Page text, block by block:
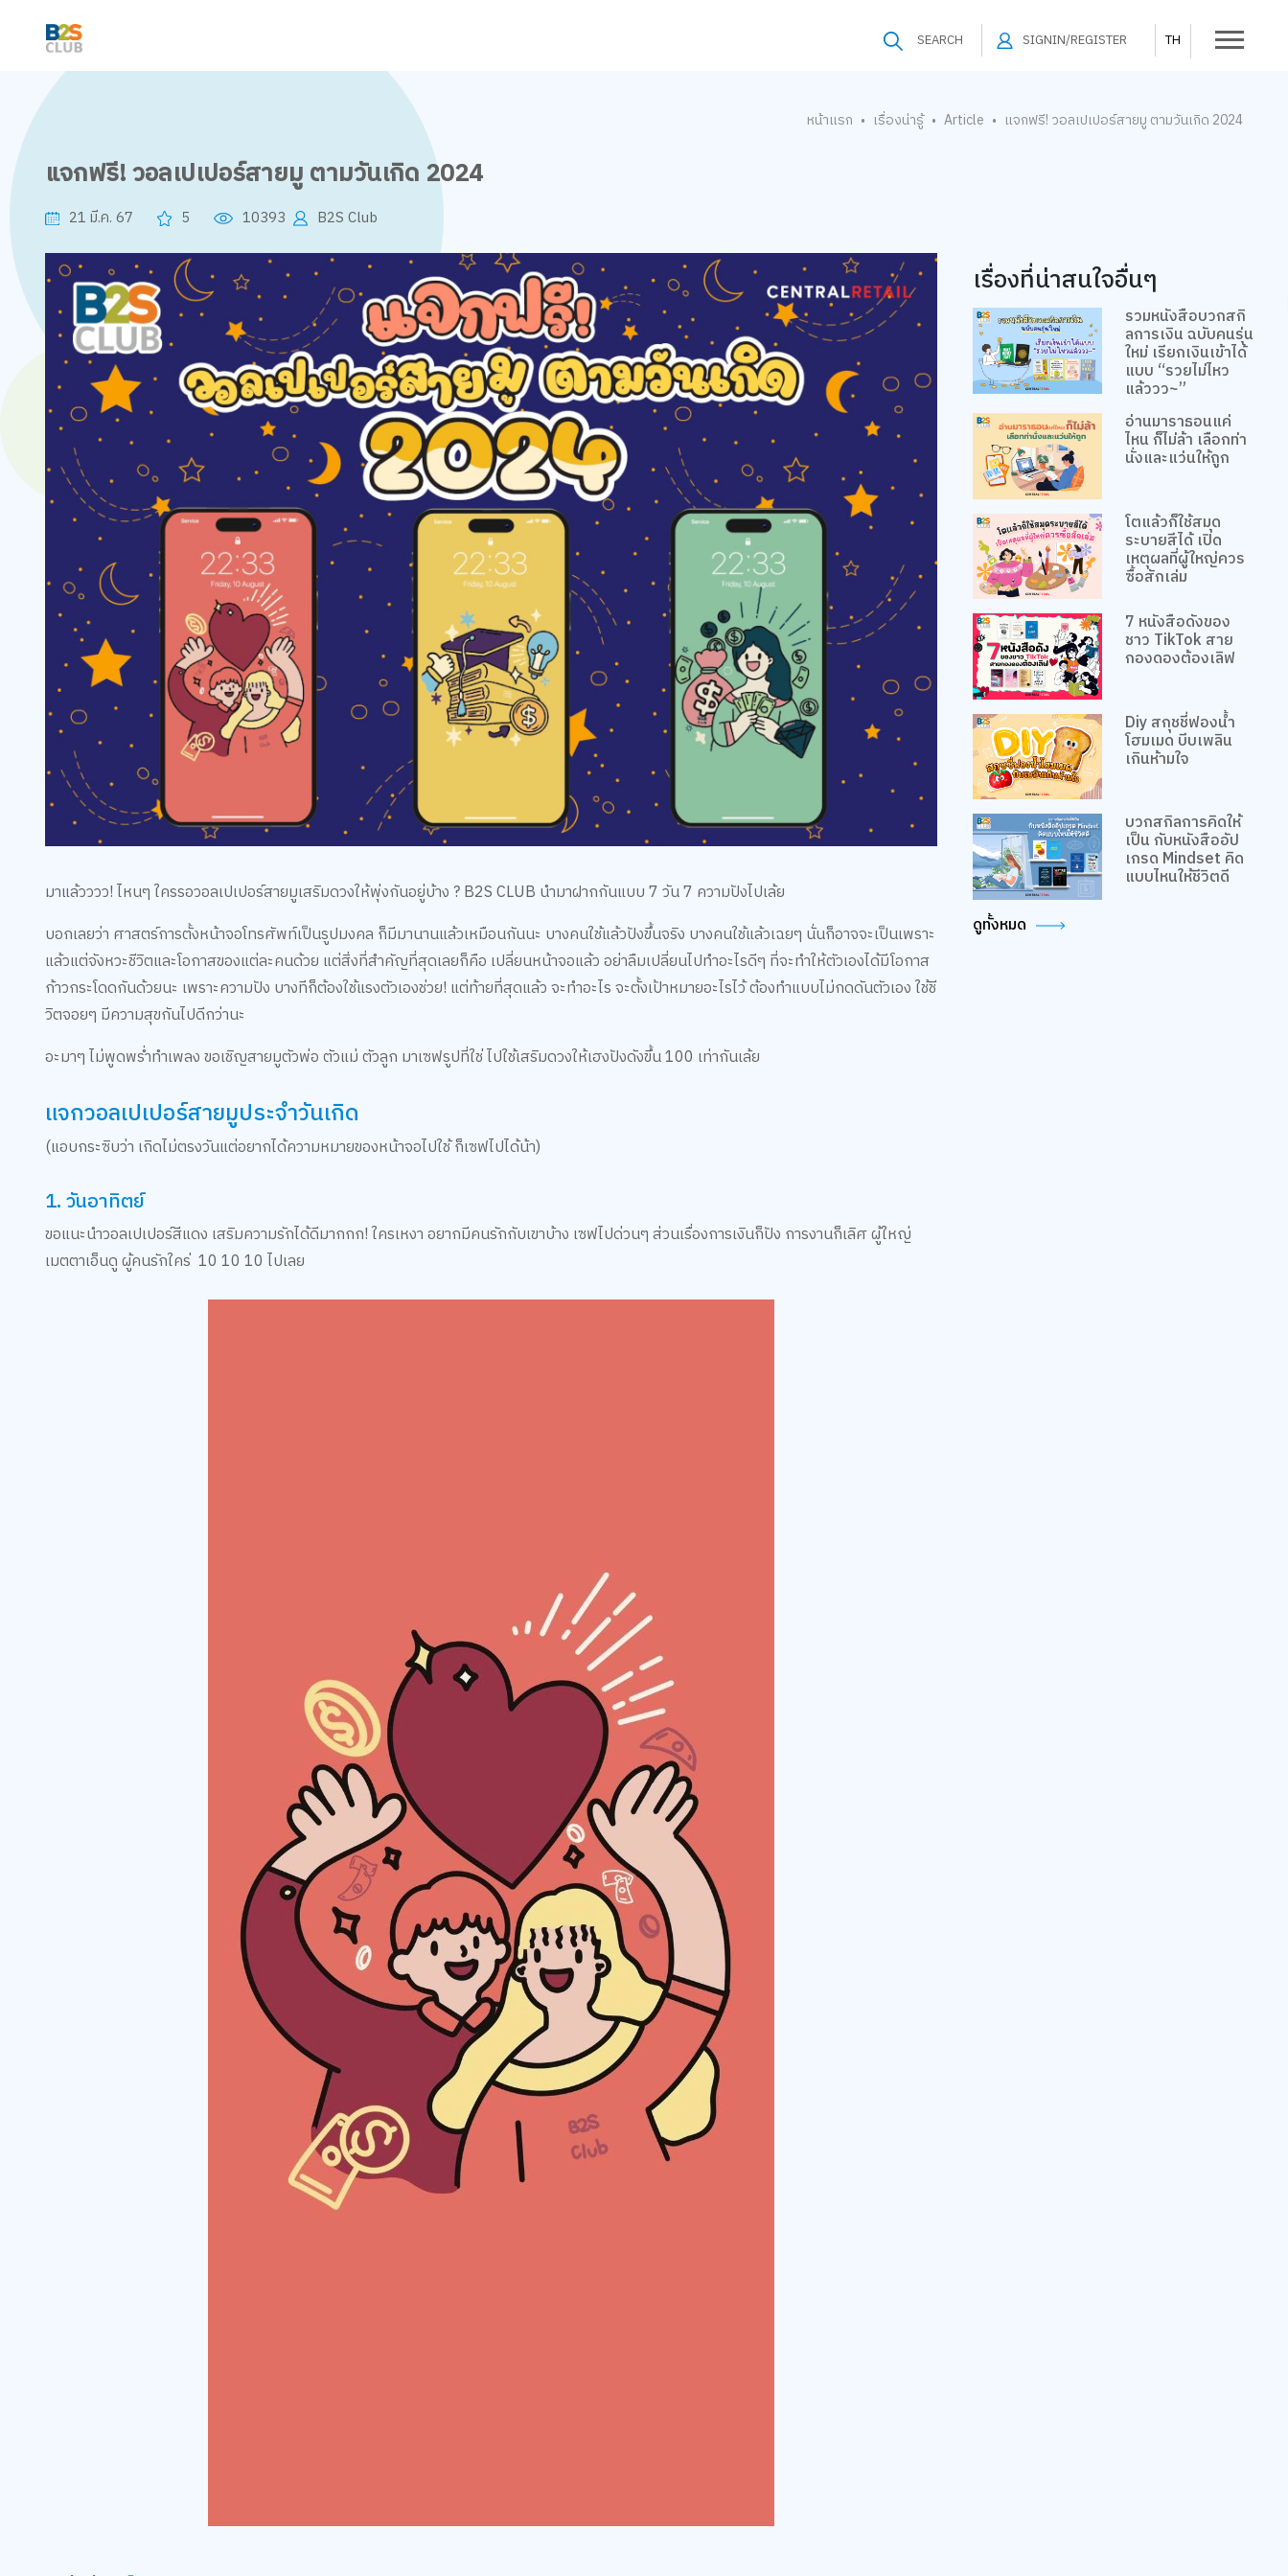
SEARCH SIGNIN/REGISTER TH
หน้าแรก • เรื่องน่ารู้ • Article • แจกฟรี! วอลเปเปอร์สายมู ตามวันเกิด 2024
แจกฟรี! วอลเปเปอร์สายมู ตามวันเกิด 2024
21 มี.ค. 67 5 10393 B2S Club
มาแล้วววว! ไหนๆ ใครรอวอลเปเปอร์สายมูเสริมดวงให้พุ่งกันอยู่บ้าง ? B2S CLUB นำมาฝากกันแบบ 7 วัน 7 ความปังไปเล้ย
บอกเลยว่า ศาสตร์การตั้งหน้าจอโทรศัพท์เป็นรูปมงคล ก็มีมานานแล้วเหมือนกันนะ บางคนใช้แล้วปังขึ้นจริง บางคนใช้แล้วเฉยๆ นั่นก็อาจจะเป็นเพราะ
แล้วแต่จังหวะชีวิตและโอกาสของแต่ละคนด้วย แต่สิ่งที่สำคัญที่สุดเลยก็คือ เปลี่ยนหน้าจอแล้ว อย่าลืมเปลี่ยนไปทำอะไรดีๆ ที่จะทำให้ตัวเองได้มีโอกาส
ก้าวกระโดดกันด้วยนะ เพราะความปัง บางทีก็ต้องใช้แรงตัวเองช่วย! แต่ท้ายที่สุดแล้ว จะทำอะไร จะตั้งเป้าหมายอะไรไว้ ต้องทำแบบไม่กดดันตัวเอง ใช้ชี
วิตจอยๆ มีความสุขกันไปดีกว่านะ
อะมาๆ ไม่พูดพร่ำทำเพลง ขอเชิญสายมูตัวพ่อ ตัวแม่ ตัวลูก มาเซฟรูปที่ใช่ ไปใช้เสริมดวงให้เฮงปังดังขึ้น 100 เท่ากันเล้ย
แจกวอลเปเปอร์สายมูประจำวันเกิด
(แอบกระซิบว่า เกิดไม่ตรงวันแต่อยากได้ความหมายของหน้าจอไปใช้ ก็เซฟไปได้น้า)
1. วันอาทิตย์
ขอแนะนำวอลเปเปอร์สีแดง เสริมความรักได้ดีมากกก! ใครเหงา อยากมีคนรักกับเขาบ้าง เซฟไปด่วนๆ ส่วนเรื่องการเงินก็ปัง การงานก็เลิศ ผู้ใหญ่
เมตตาเอ็นดู ผู้คนรักใคร่ 10 10 10 ไปเลย
เรื่องที่น่าสนใจอื่นๆ
รวมหนังสือบวกสกิ
ลการเงิน ฉบับคนรุ่น
ใหม่ เรียกเงินเข้าได้
แบบ “รวยไม่ไหว
แล้ววว~”
อ่านมาราธอนแค่
ไหน ก็ไม่ล้า เลือกท่า
นั่งและแว่นให้ถูก
โตแล้วก็ใช้สมุด
ระบายสีได้ เปิด
เหตุผลที่ผู้ใหญ่ควร
ซื้อสักเล่ม
7 หนังสือดังของ
ชาว TikTok สาย
กองดองต้องเลิฟ
Diy สกุชชี่ฟองน้ำ
โฮมเมด บีบเพลิน
เกินห้ามใจ
บวกสกิลการคิดให้
เป็น กับหนังสืออัป
เกรด Mindset คิด
แบบไหนให้ชีวิตดี
ดูทั้งหมด